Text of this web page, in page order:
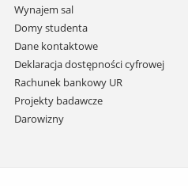
Wynajem sal
Domy studenta
Dane kontaktowe
Deklaracja dostępności cyfrowej
Rachunek bankowy UR
Projekty badawcze
Darowizny